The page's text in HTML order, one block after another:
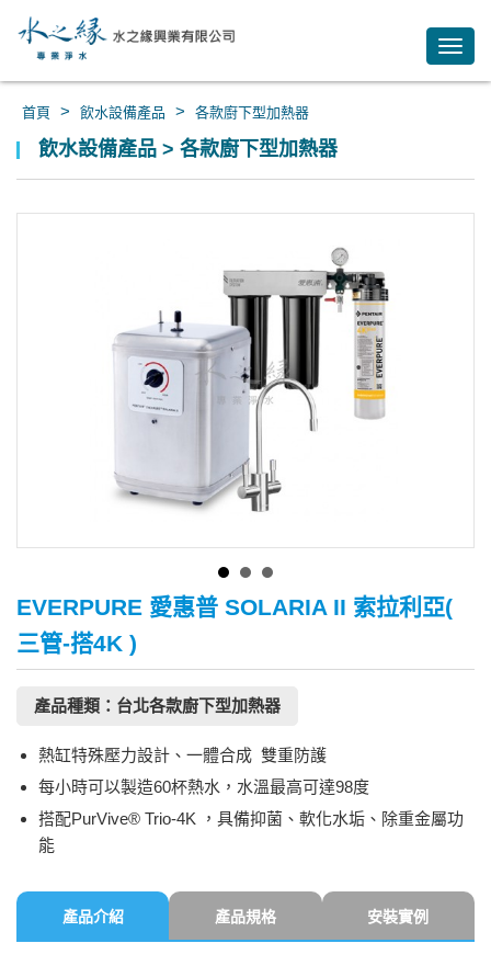
首頁 > 飲水設備產品 > 各款廚下型加熱器
飲水設備產品 > 各款廚下型加熱器
EVERPURE 愛惠普 SOLARIA II 索拉利亞(
三管-搭4K )
產品種類：台北各款廚下型加熱器
熱缸特殊壓力設計、一體合成 雙重防護
每小時可以製造60杯熱水，水溫最高可達98度
搭配PurVive® Trio-4K ，具備抑菌、軟化水垢、除重金屬功
能
產品介紹 產品規格 安裝實例